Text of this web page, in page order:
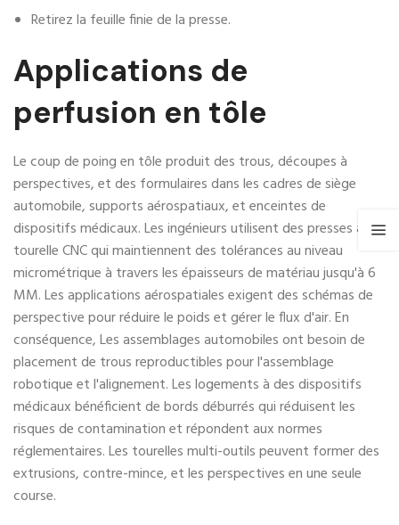
Retirez la feuille finie de la presse.
Applications de
perfusion en tôle
Le coup de poing en tôle produit des trous, découpes à
perspectives, et des formulaires dans les cadres de siège
automobile, supports aérospatiaux, et enceintes de
dispositifs médicaux. Les ingénieurs utilisent des presses à
tourelle CNC qui maintiennent des tolérances au niveau
micrométrique à travers les épaisseurs de matériau jusqu'à 6
MM. Les applications aérospatiales exigent des schémas de
perspective pour réduire le poids et gérer le flux d'air. En
conséquence, Les assemblages automobiles ont besoin de
placement de trous reproductibles pour l'assemblage
robotique et l'alignement. Les logements à des dispositifs
médicaux bénéficient de bords déburrés qui réduisent les
risques de contamination et répondent aux normes
réglementaires. Les tourelles multi-outils peuvent former des
extrusions, contre-mince, et les perspectives en une seule
course.